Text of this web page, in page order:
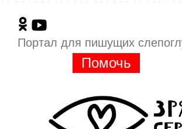
Портал для пишущих
Помочь